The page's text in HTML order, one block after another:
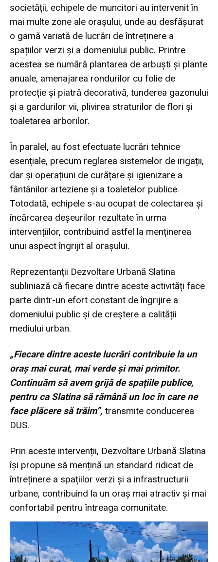
societății, echipele de muncitori au intervenit în
mai multe zone ale orașului, unde au desfășurat
o gamă variată de lucrări de întreținere a
spațiilor verzi și a domeniului public. Printre
acestea se numără plantarea de arbuști și plante
anuale, amenajarea rondurilor cu folie de
protecție și piatră decorativă, tunderea gazonului
și a gardurilor vii, plivirea straturilor de flori și
toaletarea arborilor.
În paralel, au fost efectuate lucrări tehnice
esențiale, precum reglarea sistemelor de irigații,
dar și operațiuni de curățare și igienizare a
fântânilor arteziene și a toaletelor publice.
Totodată, echipele s-au ocupat de colectarea și
încărcarea deșeurilor rezultate în urma
intervențiilor, contribuind astfel la menținerea
unui aspect îngrijit al orașului.
Reprezentanții Dezvoltare Urbană Slatina
subliniază că fiecare dintre aceste activități face
parte dintr-un efort constant de îngrijire a
domeniului public și de creștere a calității
mediului urban.
„Fiecare dintre aceste lucrări contribuie la un
oraș mai curat, mai verde și mai primitor.
Continuăm să avem grijă de spațiile publice,
pentru ca Slatina să rămână un loc în care ne
face plăcere să trăim”, transmite conducerea
DUS.
Prin aceste intervenții, Dezvoltare Urbană Slatina
își propune să mențină un standard ridicat de
întreținere a spațiilor verzi și a infrastructurii
urbane, contribuind la un oraș mai atractiv și mai
confortabil pentru întreaga comunitate.